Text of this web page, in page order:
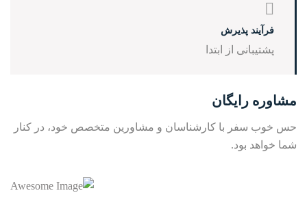
فرآیند پذیرش
پشتیبانی از ابتدا
مشاوره رایگان
حس خوب سفر با کارشناسان و مشاورین متخصص خود، در کنار
شما خواهد بود.